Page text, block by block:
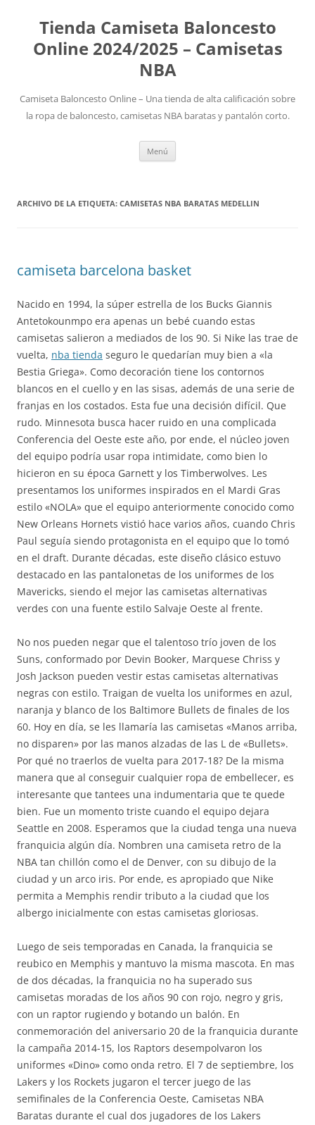
Tienda Camiseta Baloncesto
Online 2024/2025 – Camisetas
NBA
Camiseta Baloncesto Online – Una tienda de alta calificación sobre
la ropa de baloncesto, camisetas NBA baratas y pantalón corto.
Menú
ARCHIVO DE LA ETIQUETA: CAMISETAS NBA BARATAS MEDELLIN
camiseta barcelona basket
Nacido en 1994, la súper estrella de los Bucks Giannis
Antetokounmpo era apenas un bebé cuando estas
camisetas salieron a mediados de los 90. Si Nike las trae de
vuelta, nba tienda seguro le quedarían muy bien a «la
Bestia Griega». Como decoración tiene los contornos
blancos en el cuello y en las sisas, además de una serie de
franjas en los costados. Esta fue una decisión difícil. Que
rudo. Minnesota busca hacer ruido en una complicada
Conferencia del Oeste este año, por ende, el núcleo joven
del equipo podría usar ropa intimidate, como bien lo
hicieron en su época Garnett y los Timberwolves. Les
presentamos los uniformes inspirados en el Mardi Gras
estilo «NOLA» que el equipo anteriormente conocido como
New Orleans Hornets vistió hace varios años, cuando Chris
Paul seguía siendo protagonista en el equipo que lo tomó
en el draft. Durante décadas, este diseño clásico estuvo
destacado en las pantalonetas de los uniformes de los
Mavericks, siendo el mejor las camisetas alternativas
verdes con una fuente estilo Salvaje Oeste al frente.
No nos pueden negar que el talentoso trío joven de los
Suns, conformado por Devin Booker, Marquese Chriss y
Josh Jackson pueden vestir estas camisetas alternativas
negras con estilo. Traigan de vuelta los uniformes en azul,
naranja y blanco de los Baltimore Bullets de finales de los
60. Hoy en día, se les llamaría las camisetas «Manos arriba,
no disparen» por las manos alzadas de las L de «Bullets».
Por qué no traerlos de vuelta para 2017-18? De la misma
manera que al conseguir cualquier ropa de embellecer, es
interesante que tantees una indumentaria que te quede
bien. Fue un momento triste cuando el equipo dejara
Seattle en 2008. Esperamos que la ciudad tenga una nueva
franquicia algún día. Nombren una camiseta retro de la
NBA tan chillón como el de Denver, con su dibujo de la
ciudad y un arco iris. Por ende, es apropiado que Nike
permita a Memphis rendir tributo a la ciudad que los
albergo inicialmente con estas camisetas gloriosas.
Luego de seis temporadas en Canada, la franquicia se
reubico en Memphis y mantuvo la misma mascota. En mas
de dos décadas, la franquicia no ha superado sus
camisetas moradas de los años 90 con rojo, negro y gris,
con un raptor rugiendo y botando un balón. En
conmemoración del aniversario 20 de la franquicia durante
la campaña 2014-15, los Raptors desempolvaron los
uniformes «Dino» como onda retro. El 7 de septiembre, los
Lakers y los Rockets jugaron el tercer juego de las
semifinales de la Conferencia Oeste, Camisetas NBA
Baratas durante el cual dos jugadores de los Lakers